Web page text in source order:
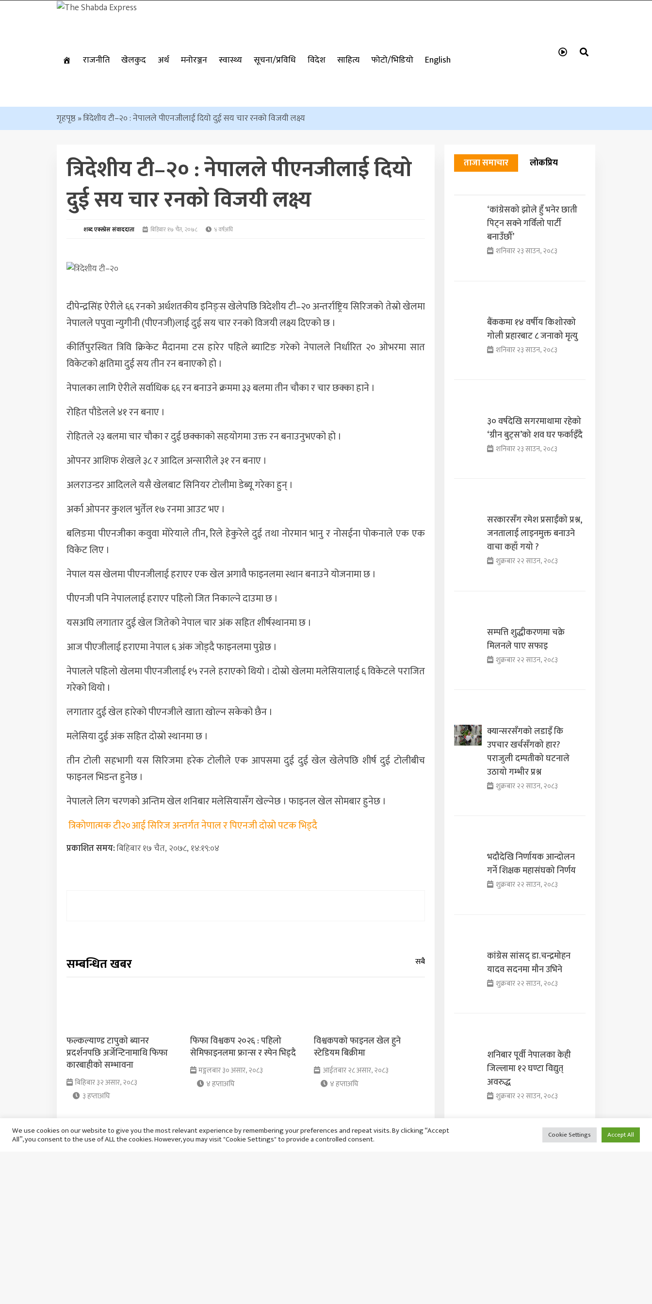
राजनीति खेलकुद अर्थ मनोरञ्जन स्वास्थ्य सूचना/प्रविधि विदेश साहित्य फोटो/भिडियो English
गृहपृष्ठ»त्रिदेशीय टी–२० : नेपालले पीएनजीलाई दियो दुई सय चार रनको विजयी लक्ष्य
त्रिदेशीय टी–२० : नेपालले पीएनजीलाई दियो
दुई सय चार रनको विजयी लक्ष्य
शब्द एक्स्प्रेस संवाददाता बिहिबार १७ चैत, २०७८ ४ वर्षअघि
दीपेन्द्रसिंह ऐरीले ६६ रनको अर्धशतकीय इनिङ्स खेलेपछि त्रिदेशीय टी–२० अन्तर्राष्ट्रिय सिरिजको तेस्रो खेलमा
नेपालले पपुवा न्युगीनी (पीएनजी)लाई दुई सय चार रनको विजयी लक्ष्य दिएको छ ।
कीर्तिपुरस्थित त्रिवि क्रिकेट मैदानमा टस हारेर पहिले ब्याटिङ गरेको नेपालले निर्धारित २० ओभरमा सात
विकेटको क्षतिमा दुई सय तीन रन बनाएको हो ।
नेपालका लागि ऐरीले सर्वाधिक ६६ रन बनाउने क्रममा ३३ बलमा तीन चौका र चार छक्का हाने ।
रोहित पौडेलले ४१ रन बनाए ।
रोहितले २३ बलमा चार चौका र दुई छक्काको सहयोगमा उक्त रन बनाउनुभएको हो ।
ओपनर आशिफ शेखले ३८ र आदिल अन्सारीले ३१ रन बनाए ।
अलराउन्डर आदिलले यसै खेलबाट सिनियर टोलीमा डेब्यू गरेका हुन् ।
अर्का ओपनर कुशल भुर्तेल १७ रनमा आउट भए ।
बलिङमा पीएनजीका कवुवा मोरेयाले तीन, रिले हेकुरेले दुई तथा नोरमान भानु र नोसईना पोकनाले एक एक
विकेट लिए ।
नेपाल यस खेलमा पीएनजीलाई हराएर एक खेल अगावै फाइनलमा स्थान बनाउने योजनामा छ ।
पीएनजी पनि नेपाललाई हराएर पहिलो जित निकाल्ने दाउमा छ ।
यसअघि लगातार दुई खेल जितेको नेपाल चार अंक सहित शीर्षस्थानमा छ ।
आज पीएजीलाई हराएमा नेपाल ६ अंक जोड्दै फाइनलमा पुग्नेछ ।
नेपालले पहिलो खेलमा पीएनजीलाई १५ रनले हराएको थियो । दोस्रो खेलमा मलेसियालाई ६ विकेटले पराजित
गरेको थियो ।
लगातार दुई खेल हारेको पीएनजीले खाता खोल्न सकेको छैन ।
मलेसिया दुई अंक सहित दोस्रो स्थानमा छ ।
तीन टोली सहभागी यस सिरिजमा हरेक टोलीले एक आपसमा दुई दुई खेल खेलेपछि शीर्ष दुई टोलीबीच
फाइनल भिडन्त हुनेछ ।
नेपालले लिग चरणको अन्तिम खेल शनिबार मलेसियासँग खेल्नेछ । फाइनल खेल सोमबार हुनेछ ।
त्रिकाेणात्मक टी२०आई सिरिज अन्तर्गत नेपाल र पिएनजी दाेस्राे पटक भिड्दै
प्रकाशित समय:बिहिबार १७ चैत, २०७८, १४:१९:०४
सम्बन्धित खबर
फल्कल्याण्ड टापुको ब्यानर
प्रदर्शनपछि अर्जेन्टिनामाथि फिफा
कारबाहीको सम्भावना
बिहिबार ३२ असार, २०८३
३ हप्ताअघि
फिफा विश्वकप २०२६ : पहिलो
सेमिफाइनलमा फ्रान्स र स्पेन भिड्दै
मङ्गलबार ३० असार, २०८३
४ हप्ताअघि
विश्वकपको फाइनल खेल हुने
स्टेडियम बिक्रीमा
आईतबार २८ असार, २०८३
४ हप्ताअघि
भारत ‘ए’ विरुद्ध नेपालले टी–२०
२०२२ को हारको बदला लिने
विश्वकपबाट ब्राजिल बाहिरिएसँगै
ताजा समाचार लाेकप्रिय
‘कांग्रेसको झोले हुँ भनेर छाती
पिट्न सक्ने गर्विलो पार्टी
बनाउँछौँ’
शनिवार २३ साउन, २०८३
बैंककमा १४ वर्षीय किशोरको
गोली प्रहारबाट ८ जनाको मृत्यु
शनिवार २३ साउन, २०८३
३० वर्षदेखि सगरमाथामा रहेको
‘ग्रीन बुट्स’को शव घर फर्काइँदै
शनिवार २३ साउन, २०८३
सरकारसँग रमेश प्रसाईंको प्रश्न,
जनतालाई लाइनमुक्त बनाउने
वाचा कहाँ गयो ?
शुक्रबार २२ साउन, २०८३
सम्पत्ति शुद्धीकरणमा चक्रे
मिलनले पाए सफाइ
शुक्रबार २२ साउन, २०८३
क्यान्सरसँगको लडाइँ कि
उपचार खर्चसँगको हार?
पराजुली दम्पतीको घटनाले
उठायो गम्भीर प्रश्न
शुक्रबार २२ साउन, २०८३
भदौदेखि निर्णायक आन्दोलन
गर्ने शिक्षक महासंघको निर्णय
शुक्रबार २२ साउन, २०८३
कांग्रेस सांसद् डा‍‍.चन्द्रमोहन
यादव सदनमा मौन उभिने
शुक्रबार २२ साउन, २०८३
शनिबार पूर्वी नेपालका केही
जिल्लामा १२ घण्टा विद्युत्
अवरुद्ध
शुक्रबार २२ साउन, २०८३
We use cookies on our website to give you the most relevant experience by remembering your preferences and repeat visits. By clicking “Accept
All”, you consent to the use of ALL the cookies. However, you may visit "Cookie Settings" to provide a controlled consent. Cookie Settings Accept All